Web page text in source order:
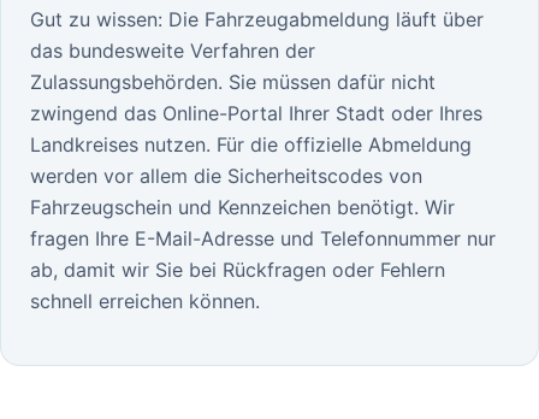
Gut zu wissen: Die Fahrzeugabmeldung läuft über
das bundesweite Verfahren der
Zulassungsbehörden. Sie müssen dafür nicht
zwingend das Online-Portal Ihrer Stadt oder Ihres
Landkreises nutzen. Für die offizielle Abmeldung
werden vor allem die Sicherheitscodes von
Fahrzeugschein und Kennzeichen benötigt. Wir
fragen Ihre E-Mail-Adresse und Telefonnummer nur
ab, damit wir Sie bei Rückfragen oder Fehlern
schnell erreichen können.